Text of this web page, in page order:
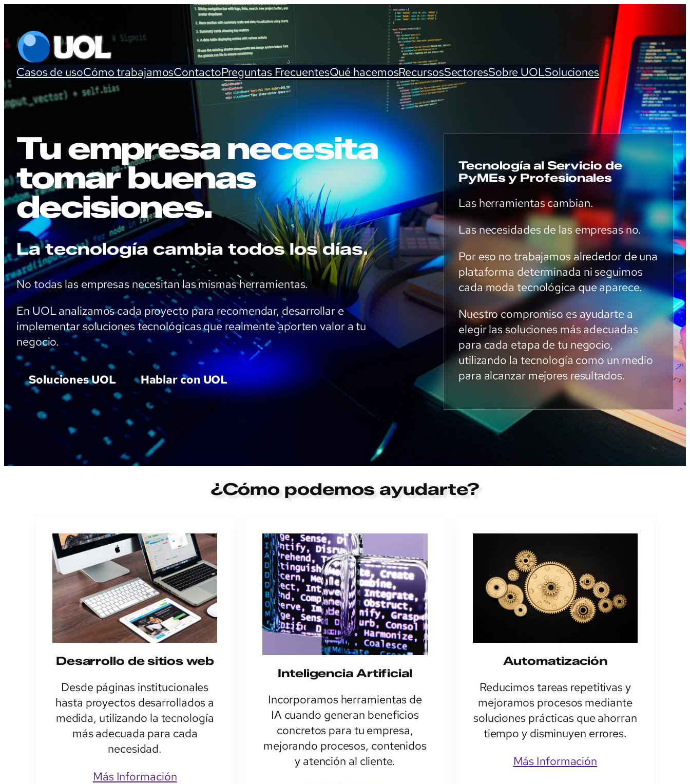
Casos de usoCómo trabajamosContactoPreguntas FrecuentesQué hacemosRecursosSectoresSobre UOLSoluciones
Tu empresa necesita
tomar buenas
decisiones.
La tecnología cambia todos los días.
No todas las empresas necesitan las mismas herramientas.
En UOL analizamos cada proyecto para recomendar, desarrollar e
implementar soluciones tecnológicas que realmente aporten valor a tu
negocio.
Soluciones UOL Hablar con UOL
Tecnología al Servicio de
PyMEs y Profesionales
Las herramientas cambian.
Las necesidades de las empresas no.
Por eso no trabajamos alrededor de una
plataforma determinada ni seguimos
cada moda tecnológica que aparece.
Nuestro compromiso es ayudarte a
elegir las soluciones más adecuadas
para cada etapa de tu negocio,
utilizando la tecnología como un medio
para alcanzar mejores resultados.
¿Cómo podemos ayudarte?
Desarrollo de sitios web
Desde páginas institucionales
hasta proyectos desarrollados a
medida, utilizando la tecnología
más adecuada para cada
necesidad.
Más Información
Inteligencia Artificial
Incorporamos herramientas de
IA cuando generan beneficios
concretos para tu empresa,
mejorando procesos, contenidos
y atención al cliente.
Automatización
Reducimos tareas repetitivas y
mejoramos procesos mediante
soluciones prácticas que ahorran
tiempo y disminuyen errores.
Más Información